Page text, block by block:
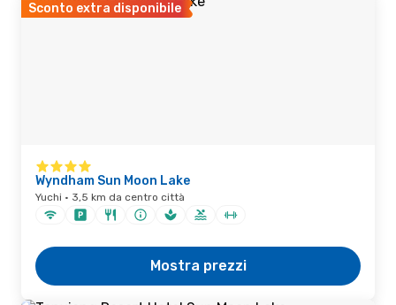
Sconto extra disponibile
Wyndham Sun Moon Lake
Yuchi · 3,5 km da centro città
Mostra prezzi